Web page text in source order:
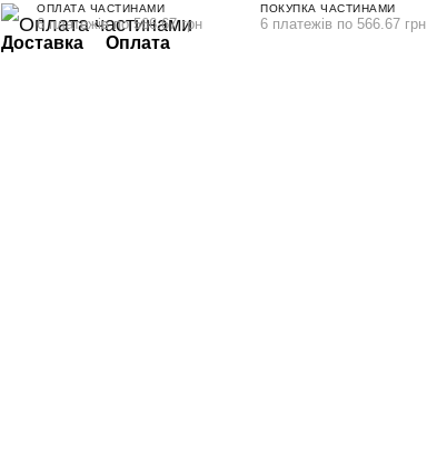
ОПЛАТА ЧАСТИНАМИ
6 платежів по 566.67 грн
ПОКУПКА ЧАСТИНАМИ
6 платежів по 566.67 грн
Доставка Оплата